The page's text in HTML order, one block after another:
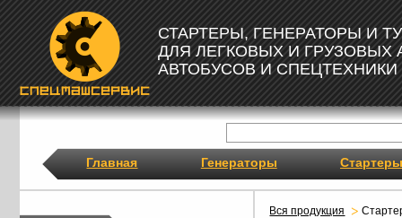
СТАРТЕРЫ, ГЕНЕРАТОРЫ И
ДЛЯ ЛЕГКОВЫХ И ГРУЗОВЫХ
АВТОБУСОВ И СПЕЦТЕХНИКИ
Главная Генераторы Стартеры
Вся продукция